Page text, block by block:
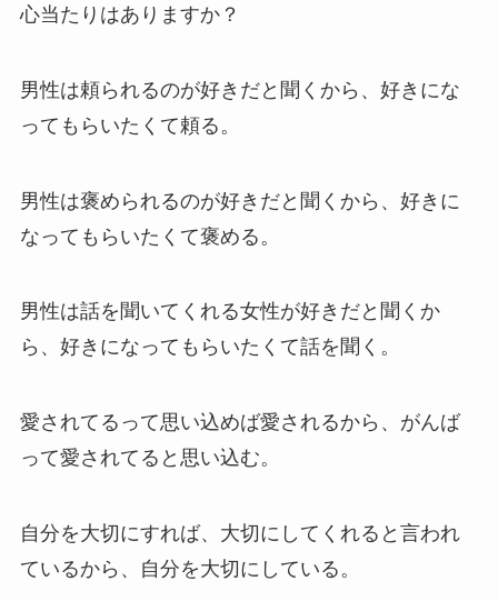
心当たりはありますか？
男性は頼られるのが好きだと聞くから、好きにな
ってもらいたくて頼る。
男性は褒められるのが好きだと聞くから、好きに
なってもらいたくて褒める。
男性は話を聞いてくれる女性が好きだと聞くか
ら、好きになってもらいたくて話を聞く。
愛されてるって思い込めば愛されるから、がんば
って愛されてると思い込む。
自分を大切にすれば、大切にしてくれると言われ
ているから、自分を大切にしている。